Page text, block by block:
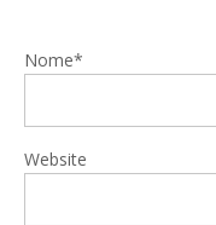
Nome*
Website